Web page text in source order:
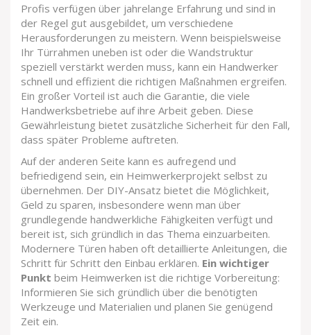
Profis verfügen über jahrelange Erfahrung und sind in
der Regel gut ausgebildet, um verschiedene
Herausforderungen zu meistern. Wenn beispielsweise
Ihr Türrahmen uneben ist oder die Wandstruktur
speziell verstärkt werden muss, kann ein Handwerker
schnell und effizient die richtigen Maßnahmen ergreifen.
Ein großer Vorteil ist auch die Garantie, die viele
Handwerksbetriebe auf ihre Arbeit geben. Diese
Gewährleistung bietet zusätzliche Sicherheit für den Fall,
dass später Probleme auftreten.
Auf der anderen Seite kann es aufregend und
befriedigend sein, ein Heimwerkerprojekt selbst zu
übernehmen. Der DIY-Ansatz bietet die Möglichkeit,
Geld zu sparen, insbesondere wenn man über
grundlegende handwerkliche Fähigkeiten verfügt und
bereit ist, sich gründlich in das Thema einzuarbeiten.
Modernere Türen haben oft detaillierte Anleitungen, die
Schritt für Schritt den Einbau erklären. Ein wichtiger
Punkt beim Heimwerken ist die richtige Vorbereitung:
Informieren Sie sich gründlich über die benötigten
Werkzeuge und Materialien und planen Sie genügend
Zeit ein.